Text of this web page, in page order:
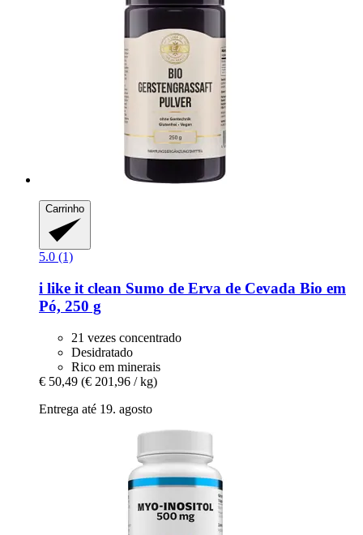
Carrinho
5.0 (1)
i like it clean Sumo de Erva de Cevada Bio em
Pó, 250 g
21 vezes concentrado
Desidratado
Rico em minerais
€ 50,49 (€ 201,96 / kg)
Entrega até 19. agosto